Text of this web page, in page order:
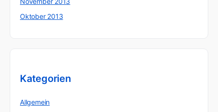
Oktober 2013
Kategorien
Allgemein